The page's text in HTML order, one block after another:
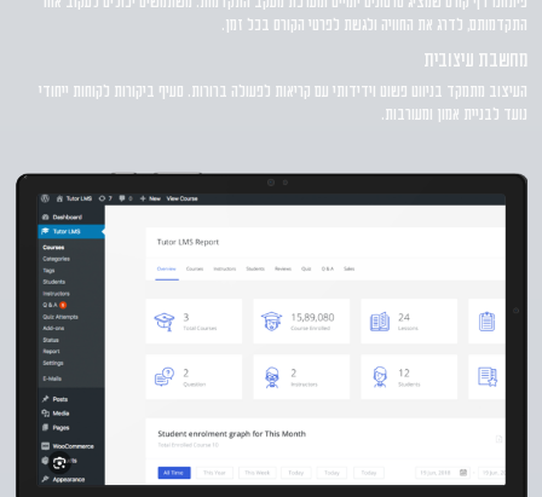
התקדמותם, לדרג את החוויה ולגשת לפרטי הקורס בכל זמן.
מחשבת עיצובית
העיצוב מתמקד בניווט פשוט וידידותי עם קריאות לפעולה ברורות. סעיף ביקורות לקוחות ייחודי
נועד לבניית אמון ומעורבות.